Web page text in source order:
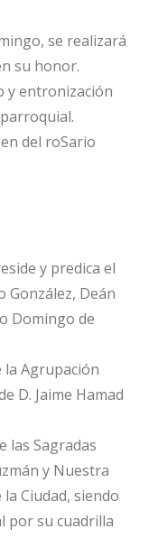
se realizará
su honor.
y entronización
del roSario
y predica el
González, Deán
Domingo de
la Agrupación
D. Jaime Hamad
las Sagradas
y Nuestra
Ciudad, siendo
por su cuadrilla